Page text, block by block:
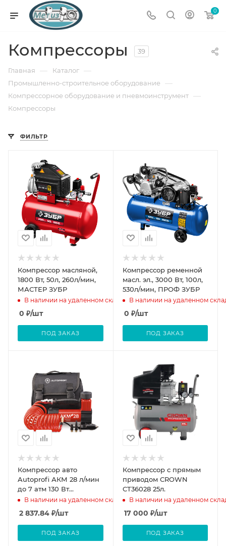
0
Компрессоры 39
Главная — Каталог —
Промышленно-строительное оборудование —
Компрессорное оборудование и пневмоинструмент —
Компрессоры
ФИЛЬТР
Компрессор масляной,
1800 Вт, 50л, 260л/мин,
МАСТЕР ЗУБР
В наличии на удаленном складе
0 ₽/шт
ПОД ЗАКАЗ
Компрессор ременной
масл. эл., 3000 Вт, 100л,
530л/мин, ПРОФ ЗУБР
В наличии на удаленном
0 ₽/шт
ПОД ЗАКАЗ
Компрессор авто
Autoprofi АКМ 28 л/мин
до 7 атм 130 Вт
металлический корпус
В наличии на удаленном складе
2 837.84 ₽/шт
ПОД ЗАКАЗ
Компрессор с прямым
приводом CROWN
CT36028 25л.
В наличии на удаленном
17 000 ₽/шт
ПОД ЗАКАЗ